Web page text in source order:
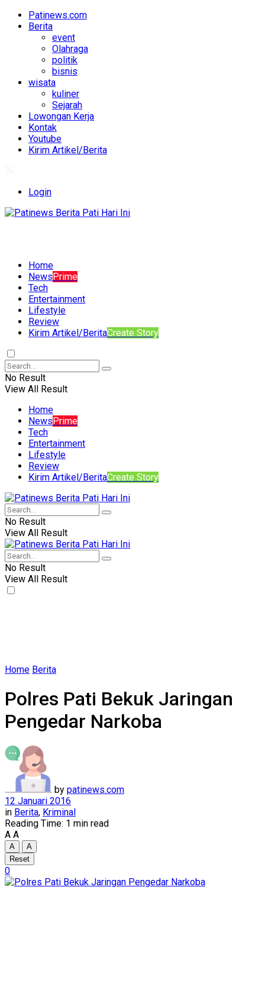
Patinews.com
Berita
event
Olahraga
politik
bisnis
wisata
kuliner
Sejarah
Lowongan Kerja
Kontak
Youtube
Kirim Artikel/Berita
Login
Home
NewsPrime
Tech
Entertainment
Lifestyle
Review
Kirim Artikel/BeritaCreate Story
No Result
View All Result
Home
NewsPrime
Tech
Entertainment
Lifestyle
Review
Kirim Artikel/BeritaCreate Story
No Result
View All Result
No Result
View All Result
Home Berita
Polres Pati Bekuk Jaringan
Pengedar Narkoba
by patinews.com
12 Januari 2016
in Berita, Kriminal
Reading Time: 1 min read
A A
A
A
Reset
0